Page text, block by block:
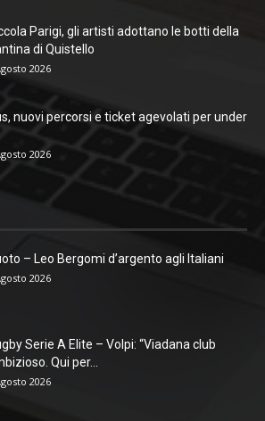
Parigi, gli artisti adottano le botti della
di Quistello
2026
nuovi percorsi e ticket agevolati per under
2026
– Leo Bergomi d’argento agli Italiani
2026
Serie A Elite – Volpi: “Viadana club
Qui per...
2026